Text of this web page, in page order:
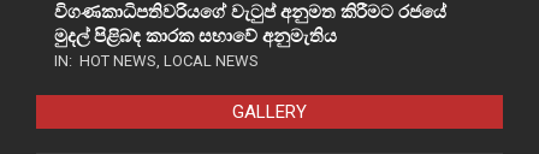
විගණකාධිපතිවරියගේ වැටුප් අනුමත කිරීමට රජයේ
මුදල් පිළිබඳ කාරක සභාවේ අනුමැතිය
IN: HOT NEWS, LOCAL NEWS
GALLERY